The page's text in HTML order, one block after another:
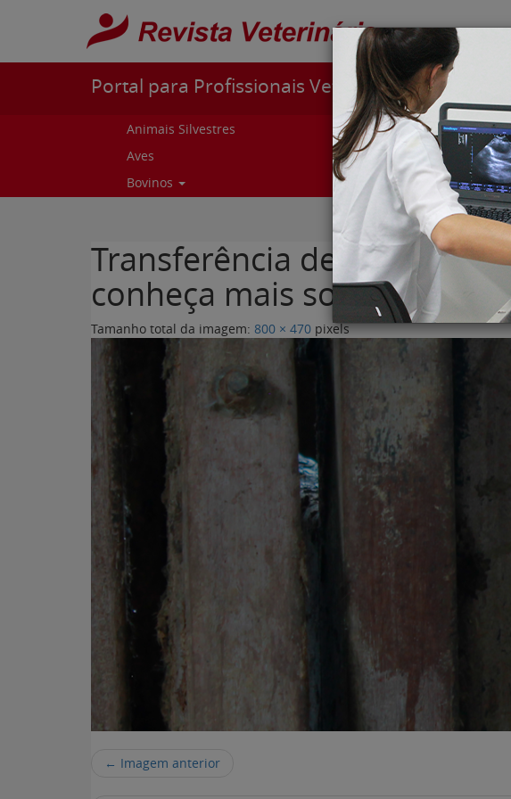
Pular para o conteúdo
Portal para Profissionais Veterinários
Animais Silvestres
Aves
Bovinos
Caprinos e ovinos
Curiosidades
Cursos e Eventos
Transferência de embriões
conheça mais sobre essa
Tamanho total da imagem: 800 × 470 pixels
← Imagem anterior